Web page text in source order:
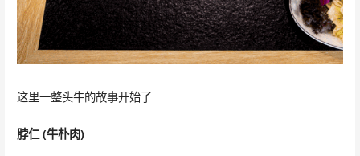
这里一整头牛的故事开始了
脖仁 (牛朴肉)